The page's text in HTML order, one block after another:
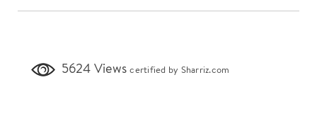
5624 Viewscertified by Sharriz.com